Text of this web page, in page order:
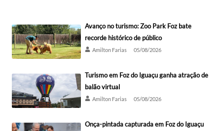
Avanço no turismo: Zoo Park Foz bate
recorde histórico de público
Amilton Farias 05/08/2026
Turismo em Foz do Iguaçu ganha atração de
balão virtual
Amilton Farias 05/08/2026
Onça-pintada capturada em Foz do Iguaçu